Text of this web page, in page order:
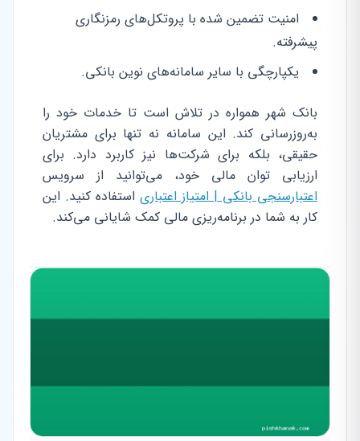
امنیت تضمین شده با پروتکل‌های رمزنگاری
پیشرفته.
یکپارچگی با سایر سامانه‌های نوین بانکی.
بانک شهر همواره در تلاش است تا خدمات خود را
به‌روزرسانی کند. این سامانه نه تنها برای مشتریان
حقیقی، بلکه برای شرکت‌ها نیز کاربرد دارد. برای
ارزیابی توان مالی خود، می‌توانید از سرویس
اعتبارسنجی بانکی | امتیاز اعتباری استفاده کنید. این
کار به شما در برنامه‌ریزی مالی کمک شایانی می‌کند.